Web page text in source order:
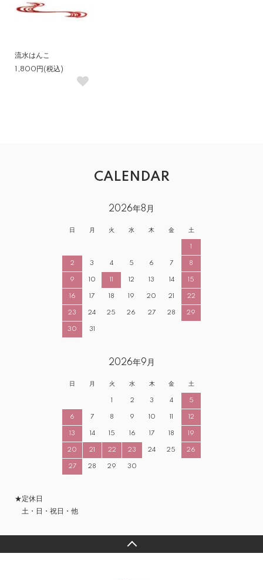
流水はんこ
1,800円(税込)
CALENDAR
2026年8月
日 月 火 水 木 金 土
1
2 3 4 5 6 7 8
9 10 11 12 13 14 15
16 17 18 19 20 21 22
23 24 25 26 27 28 29
30 31
2026年9月
日 月 火 水 木 金 土
1 2 3 4 5
6 7 8 9 10 11 12
13 14 15 16 17 18 19
20 21 22 23 24 25 26
27 28 29 30
★定休日
土・日・祝日・他